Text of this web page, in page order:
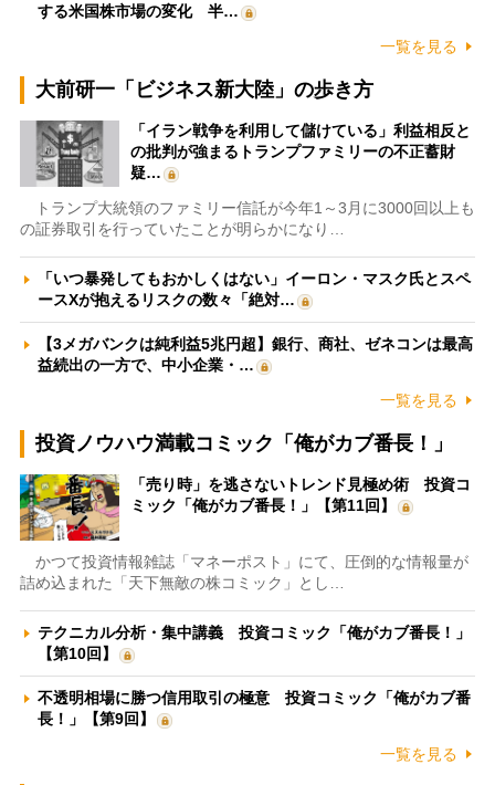
する米国株市場の変化 半…
一覧を見る
大前研一「ビジネス新大陸」の歩き方
「イラン戦争を利用して儲けている」利益相反と
の批判が強まるトランプファミリーの不正蓄財
疑…
トランプ大統領のファミリー信託が今年1～3月に3000回以上も
の証券取引を行っていたことが明らかになり…
「いつ暴発してもおかしくはない」イーロン・マスク氏とスペ
ースXが抱えるリスクの数々「絶対…
【3メガバンクは純利益5兆円超】銀行、商社、ゼネコンは最高
益続出の一方で、中小企業・…
一覧を見る
投資ノウハウ満載コミック「俺がカブ番長！」
「売り時」を逃さないトレンド見極め術 投資コ
ミック「俺がカブ番長！」【第11回】
かつて投資情報雑誌「マネーポスト」にて、圧倒的な情報量が
詰め込まれた「天下無敵の株コミック」とし…
テクニカル分析・集中講義 投資コミック「俺がカブ番長！」
【第10回】
不透明相場に勝つ信用取引の極意 投資コミック「俺がカブ番
長！」【第9回】
一覧を見る